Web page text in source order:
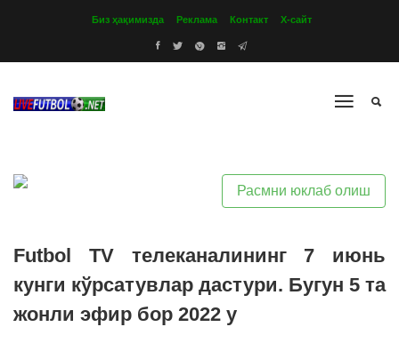
Биз ҳақимизда Реклама Контакт Х-сайт
Расмни юклаб олиш
Futbol TV телеканалининг 7 июнь
кунги кўрсатувлар дастури. Бугун 5 та
жонли эфир бор 2022 y